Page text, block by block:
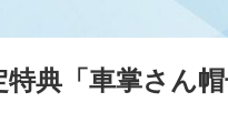
典「車掌さん